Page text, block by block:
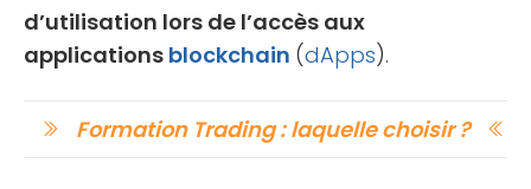
d’utilisation lors de l’accès aux
applications blockchain (dApps).
Formation Trading : laquelle choisir ?